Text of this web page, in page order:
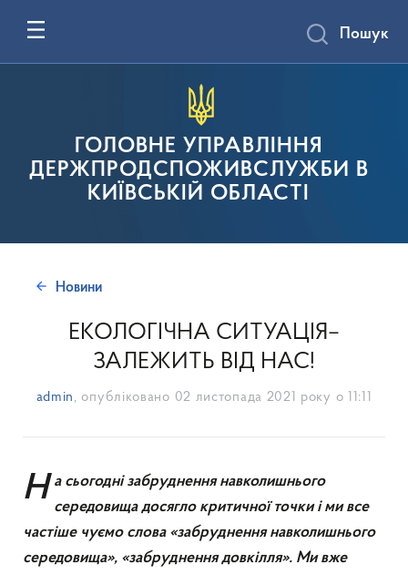
ГОЛОВНЕ УПРАВЛІННЯ
ДЕРЖПРОДСПОЖИВСЛУЖБИ В
КИЇВСЬКІЙ ОБЛАСТІ
Пошук
Новини
ЕКОЛОГІЧНА СИТУАЦІЯ–
ЗАЛЕЖИТЬ ВІД НАС!
admin , опубліковано 02 листопада 2021 року о 11:11
Н а сьогодні забруднення навколишнього
середовища досягло критичної точки і ми все
частіше чуємо слова «забруднення навколишнього
середовища», «забруднення довкілля». Ми вже